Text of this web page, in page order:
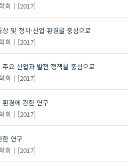
회 [2017]
및 정치·산업 환경을 중심으로
회 [2017]
요 산업과 발전 정책을 중심으로
회 [2017]
경에 관한 연구
회 [2017]
한 연구
회 [2017]